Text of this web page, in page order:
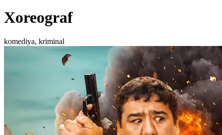
Xoreograf
komediya, kriminal